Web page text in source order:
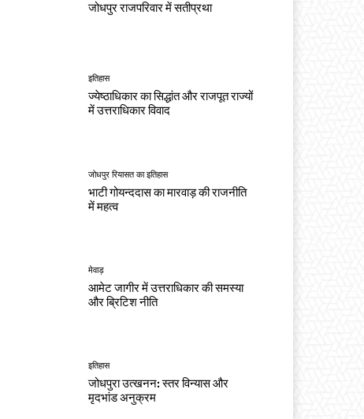
जोधपुर राजपरिवार में सतीप्रथा
इतिहास
ज्येष्ठाधिकार का सिद्धांत और राजपूत राज्यों
में उत्तराधिकार विवाद
जोधपुर रियासत का इतिहास
भाटी गोयन्ददास का मारवाड़ की राजनीति
में महत्व
मेवाड़
आमेट जागीर में उत्तराधिकार की समस्या
और ब्रिटिश नीति
इतिहास
जोधपुरा उत्खनन: स्तर विन्यास और
मृदभांड अनुक्रम